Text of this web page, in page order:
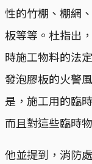
性的竹棚、棚網
板等等。杜指出
時施工物料的法
發泡膠板的火警
是，施工用的臨
而且對這些臨時
他並提到，消防